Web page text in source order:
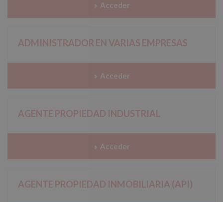
Acceder
ADMINISTRADOR EN VARIAS EMPRESAS
Acceder
AGENTE PROPIEDAD INDUSTRIAL
Acceder
AGENTE PROPIEDAD INMOBILIARIA (API)